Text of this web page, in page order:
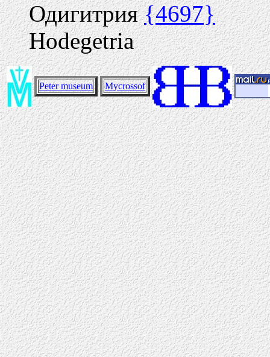
Одигитрия{4697}
Hodegetria
Peter museum Mycrossof